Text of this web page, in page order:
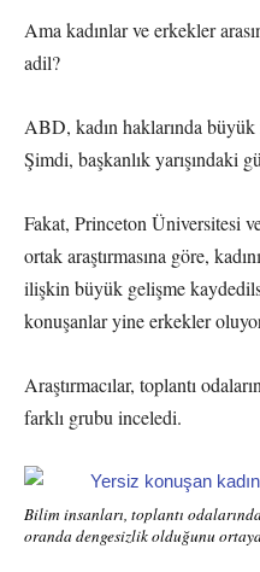
Ama kadınlar ve erkekler
adil?
ABD, kadın haklarında
Şimdi, başkanlık yarışındaki
Fakat, Princeton Üniversitesi
ortak araştırmasına göre,
ilişkin büyük gelişme
konuşanlar yine erkekler
Araştırmacılar, toplantı
farklı grubu inceledi.
Bilim insanları, toplantı
oranda dengesizlik olduğunu